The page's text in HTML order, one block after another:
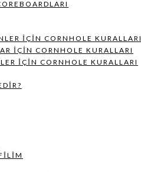
İÇIN CORNHOLE KURALLARI
İÇIN CORNHOLE KURALLARI
İÇIN CORNHOLE KURALLARI